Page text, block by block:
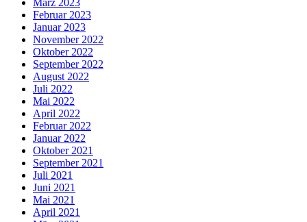
Februar 2023
Januar 2023
November 2022
Oktober 2022
September 2022
August 2022
Juli 2022
Mai 2022
April 2022
Februar 2022
Januar 2022
Oktober 2021
September 2021
Juli 2021
Juni 2021
Mai 2021
April 2021